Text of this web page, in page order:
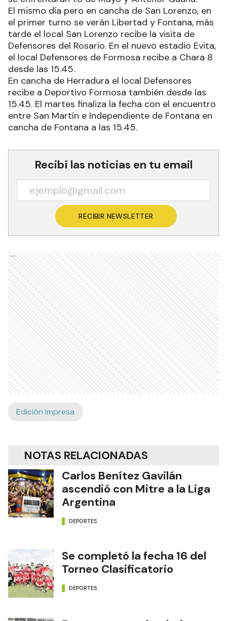
El mismo día pero en cancha de San Lorenzo, en
el primer turno se verán Libertad y Fontana, más
tarde el local San Lorenzo recibe la visita de
Defensores del Rosario. En el nuevo estadio Evita,
el local Defensores de Formosa recibe a Chara 8
desde las 15.45.
En cancha de Herradura el local Defensores
recibe a Deportivo Formosa también desde las
15.45. El martes finaliza la fecha con el encuentro
entre San Martín e Independiente de Fontana en
cancha de Fontana a las 15.45.
Recibí las noticias en tu email
RECIBIR NEWSLETTER
Ads
Edición Impresa
NOTAS RELACIONADAS
Carlos Benítez Gavilán
ascendió con Mitre a la Liga
Argentina
DEPORTES
Se completó la fecha 16 del
Torneo Clasificatorio
DEPORTES